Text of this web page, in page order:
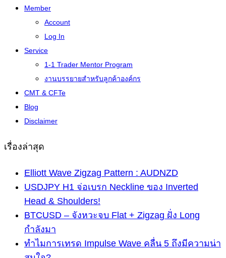
Member
Account
Log In
Service
1-1 Trader Mentor Program
งานบรรยายสำหรับลูกค้าองค์กร
CMT & CFTe
Blog
Disclaimer
เรื่องล่าสุด
Elliott Wave Zigzag Pattern : AUDNZD
USDJPY H1 จ่อเบรก Neckline ของ Inverted
Head & Shoulders!
BTCUSD – จังหวะจบ Flat + Zigzag ฝั่ง Long
กำลังมา
ทำไมการเทรด Impulse Wave คลื่น 5 ถึงมีความน่า